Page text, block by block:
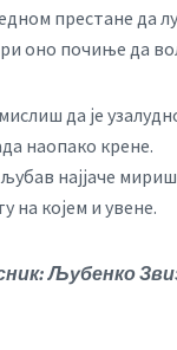
престане да
оно почиње да
да је
наопако крене.
најјаче
на којем и увене.
Љубенко